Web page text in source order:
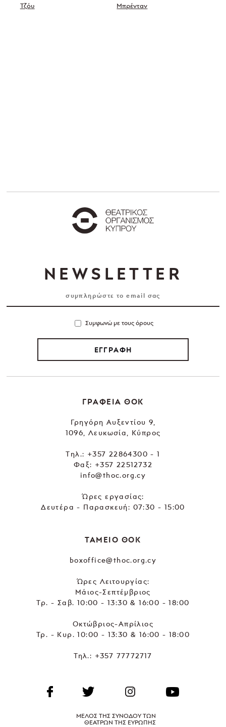
Τζόυ Μπρένταν
NEWSLETTER
Συμφωνώ με τους όρους
ΕΓΓΡΑΦΗ
ΓΡΑΦΕΙΑ ΘΟΚ
Γρηγόρη Αυξεντίου 9,
1096, Λευκωσία, Κύπρος
Tηλ.: +357 22864300 - 1
Φαξ: +357 22512732
info@thoc.org.cy
Ώρες εργασίας:
Δευτέρα - Παρασκευή: 07:30 - 15:00
ΤΑΜΕΙΟ ΘΟΚ
boxoffice@thoc.org.cy
Ώρες Λειτουργίας:
Μάιος-Σεπτέμβριος
Τρ. - Σαβ. 10:00 - 13:30 & 16:00 - 18:00
Οκτώβριος-Απρίλιος
Τρ. - Κυρ. 10:00 - 13:30 & 16:00 - 18:00
Τηλ.: +357 77772717
ΜΕΛΟΣ ΤΗΣ ΣΥΝΟΔΟΥ ΤΩΝ
ΘΕΑΤΡΩΝ ΤΗΣ ΕΥΡΩΠΗΣ